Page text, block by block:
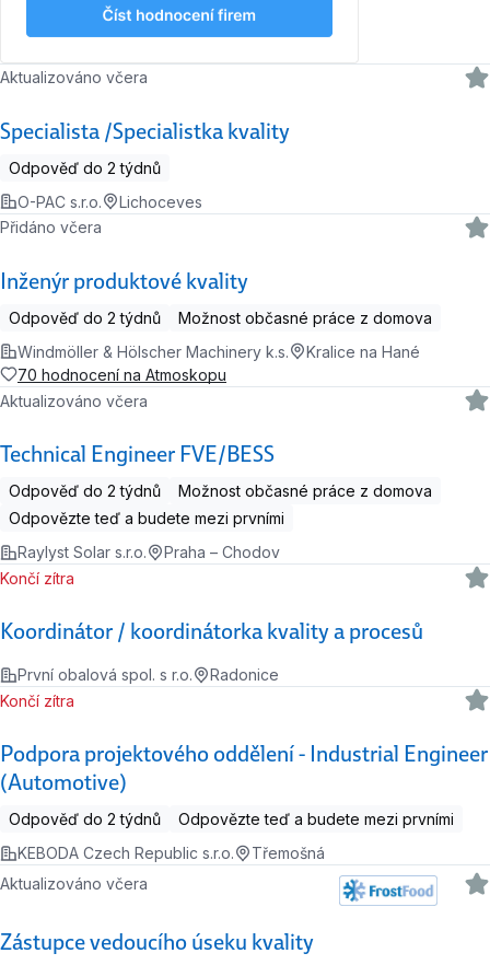
Specialista /Specialistka kvality
Aktualizováno včera
Odpověď do 2 týdnů
O-PAC s.r.o.
Lichoceves
Inženýr produktové kvality
Přidáno včera
Odpověď do 2 týdnů
Možnost občasné práce z domova
Windmöller & Hölscher Machinery k.s.
Kralice na Hané
70 hodnocení na Atmoskopu
Technical Engineer FVE/BESS
Aktualizováno včera
Odpověď do 2 týdnů
Možnost občasné práce z domova
Odpovězte teď a budete mezi prvními
Raylyst Solar s.r.o.
Praha – Chodov
Koordinátor / koordinátorka kvality a procesů
Končí zítra
První obalová spol. s r.o. Radonice
Podpora projektového oddělení - Industrial Engineer
(Automotive)
Končí zítra
Odpověď do 2 týdnů
Odpovězte teď a budete mezi prvními
KEBODA Czech Republic s.r.o.
Třemošná
Zástupce vedoucího úseku kvality
Aktualizováno včera